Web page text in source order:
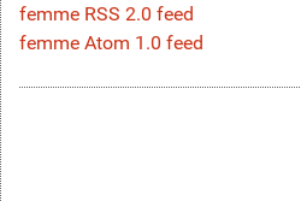
femme RSS 2.0 feed
femme Atom 1.0 feed